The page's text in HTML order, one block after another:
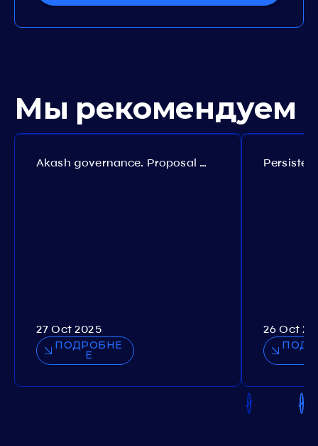
Мы рекомендуем
Akash governance. Proposal №308
27 Oct 2025
ПОДРОБНЕ
Е
26 Oct